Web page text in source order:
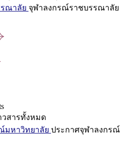
ณาลัย จุฬาลงกรณ์ราชบรรณาลัย
วสารทั้งหมด
มหาวิทยาลัย ประกาศจุฬาลงกรณ์